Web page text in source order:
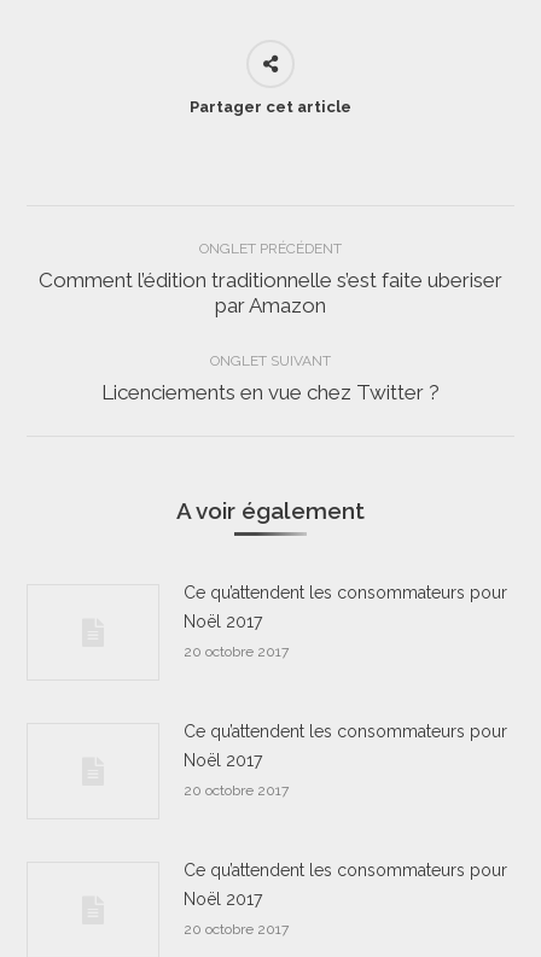
Partager cet article
Navigation
de
commentaire
ONGLET PRÉCÉDENT
Onglet
Comment l’édition traditionnelle s’est faite uberiser
par Amazon
ONGLET SUIVANT
Onglet
Licenciements en vue chez Twitter ?
A voir également
Ce qu’attendent les consommateurs pour
Noël 2017
20 octobre 2017
Ce qu’attendent les consommateurs pour
Noël 2017
20 octobre 2017
Ce qu’attendent les consommateurs pour
Noël 2017
20 octobre 2017